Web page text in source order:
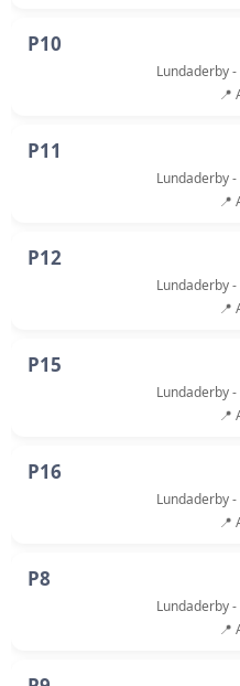
P10
Lundaderby
📍
P11
Lundaderby
📍
P12
Lundaderby
📍
P15
Lundaderby
📍
P16
Lundaderby
📍
P8
Lundaderby
📍